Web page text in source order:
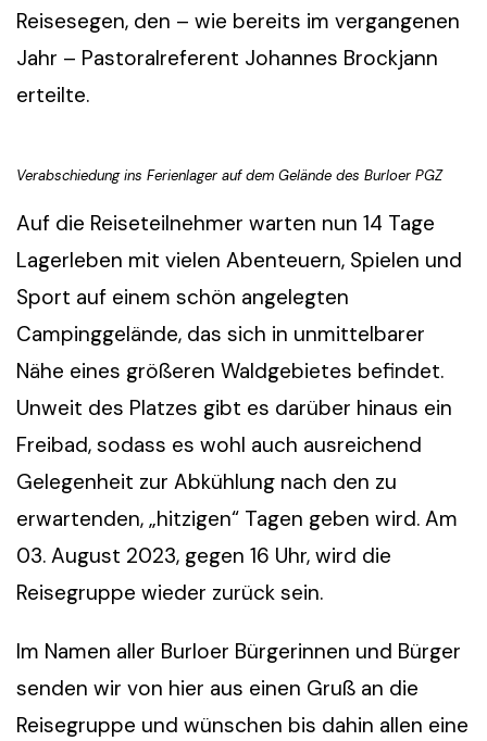
Reisesegen, den – wie bereits im vergangenen
Jahr – Pastoralreferent Johannes Brockjann
erteilte.
Verabschiedung ins Ferienlager auf dem Gelände des Burloer PGZ
Auf die Reiseteilnehmer warten nun 14 Tage
Lagerleben mit vielen Abenteuern, Spielen und
Sport auf einem schön angelegten
Campinggelände, das sich in unmittelbarer
Nähe eines größeren Waldgebietes befindet.
Unweit des Platzes gibt es darüber hinaus ein
Freibad, sodass es wohl auch ausreichend
Gelegenheit zur Abkühlung nach den zu
erwartenden, „hitzigen“ Tagen geben wird. Am
03. August 2023, gegen 16 Uhr, wird die
Reisegruppe wieder zurück sein.
Im Namen aller Burloer Bürgerinnen und Bürger
senden wir von hier aus einen Gruß an die
Reisegruppe und wünschen bis dahin allen eine